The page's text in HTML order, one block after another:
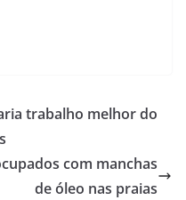
trabalho melhor do
com manchas
de óleo nas praias